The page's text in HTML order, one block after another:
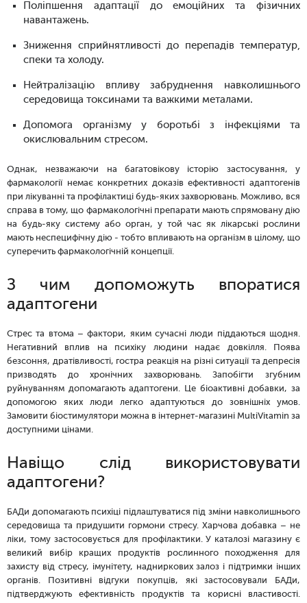
Поліпшення адаптації до емоційних та фізичних
навантажень.
Зниження сприйнятливості до перепадів температур,
спеки та холоду.
Нейтралізацію впливу забруднення навколишнього
середовища токсинами та важкими металами.
Допомога організму у боротьбі з інфекціями та
окислювальним стресом.
Однак, незважаючи на багатовікову історію застосування, у
фармакології немає конкретних доказів ефективності адаптогенів
при лікуванні та профілактиці будь-яких захворювань. Можливо, вся
справа в тому, що фармакологічні препарати мають спрямовану дію
на будь-яку систему або орган, у той час як лікарські рослини
мають неспецифічну дію - тобто впливають на організм в цілому, що
суперечить фармакологічній концепції.
З чим допоможуть впоратися
адаптогени
Стрес та втома – фактори, яким сучасні люди піддаються щодня.
Негативний вплив на психіку людини надає довкілля. Поява
безсоння, дратівливості, гостра реакція на різні ситуації та депресія
призводять до хронічних захворювань. Запобігти згубним
руйнуванням допомагають адаптогени. Це біоактивні добавки, за
допомогою яких люди легко адаптуються до зовнішніх умов.
Замовити біостимулятори можна в інтернет-магазині MultiVitamin за
доступними цінами.
Навіщо слід використовувати
адаптогени?
БАДи допомагають психіці підлаштуватися під зміни навколишнього
середовища та придушити гормони стресу. Харчова добавка – не
ліки, тому застосовується для профілактики. У каталозі магазину є
великий вибір кращих продуктів рослинного походження для
захисту від стресу, імунітету, надниркових залоз і підтримки інших
органів. Позитивні відгуки покупців, які застосовували БАДи,
підтверджують ефективність продуктів та корисні властивості.